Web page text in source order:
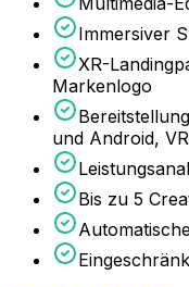
Immersiver
XR-
Markenlogo
und Android,
Bis zu 5